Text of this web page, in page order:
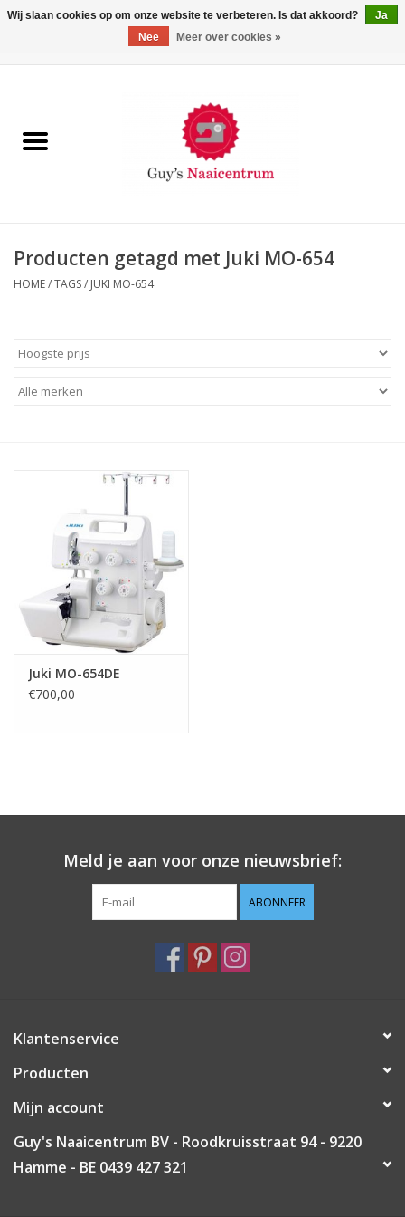
Machines
Paspoppen
Opbergsystemen
Breien en haken
Handwerk
Workshop
Sale / Coupons
Producten getagd met Juki MO-654
HOME/TAGS/ JUKI MO-654
Juki MO-654DE
€700,00
Meld je aan voor onze nieuwsbrief:
ABONNEER
Klantenservice
Producten
Mijn account
Guy's Naaicentrum BV - Roodkruisstraat 94 - 9220
Hamme - BE 0439 427 321
Wij slaan cookies op om onze website te verbeteren. Is dat akkoord?
Ja
Nee
Meer over cookies »